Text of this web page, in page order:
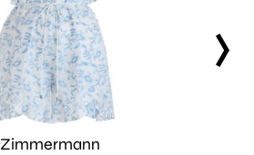
next
Zimmermann